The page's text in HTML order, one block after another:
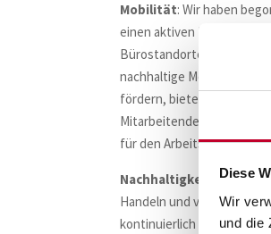
Diese
Wir
und die
Mobilität: Wir haben
einen aktiven Beitrag zum
Bürostandorten
nachhaltige Möglichkeit
fördern, bieten wir
Mitarbeitenden das
für den Arbeitsweg,
Nachhaltigkeits-
Handeln und vermitteln
kontinuierlich zu